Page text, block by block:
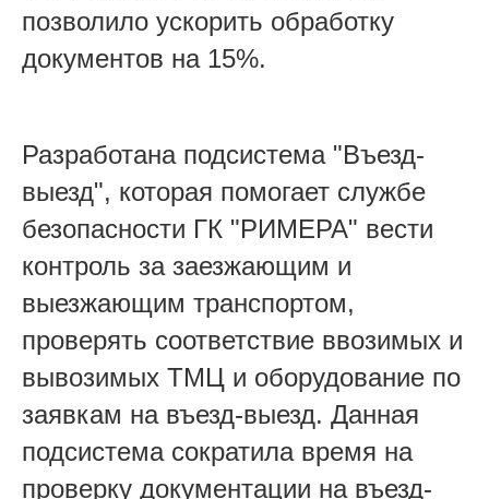
позволило ускорить обработку
документов на 15%.
Разработана подсистема "Въезд-
выезд", которая помогает службе
безопасности ГК "РИМЕРА" вести
контроль за заезжающим и
выезжающим транспортом,
проверять соответствие ввозимых и
вывозимых ТМЦ и оборудование по
заявкам на въезд-выезд. Данная
подсистема сократила время на
проверку документации на въезд-